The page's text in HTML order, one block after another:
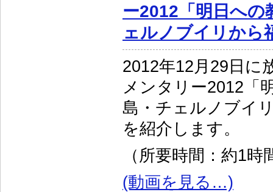
ー2012「明日への
ェルノブイリから
2012年12月29日に
メンタリー2012「
島・チェルノブイ
を紹介します。
（所要時間：約1時
(動画を見る…)